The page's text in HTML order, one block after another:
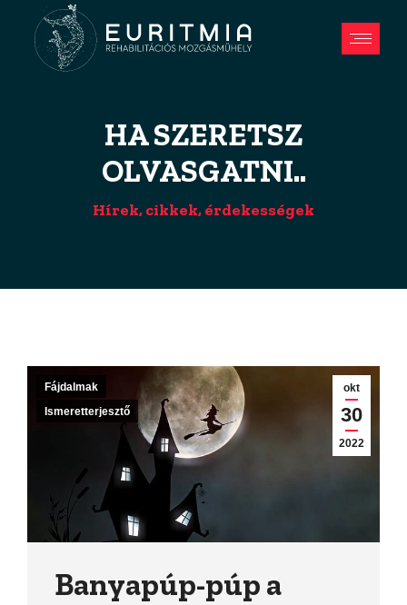
HA SZERETSZ
OLVASGATNI..
Hírek, cikkek, érdekességek
okt
30
2022
Fájdalmak
Ismeretterjesztő
Banyapúp-púp a